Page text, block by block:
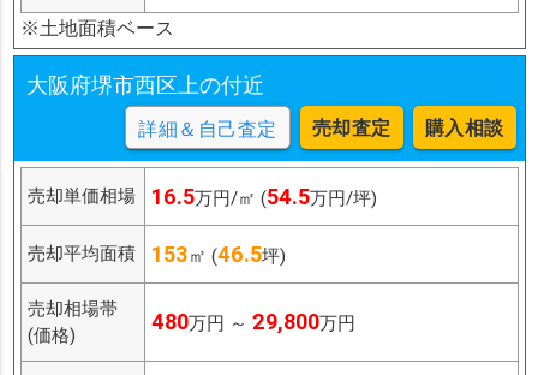
※土地面積ベース
大阪府堺市西区上の付近
詳細＆自己査定 売却査定 購入相談
売却単価相場 16.5万円/㎡ (54.5万円/坪)
売却平均面積 153㎡ (46.5坪)
売却相場帯
(価格)
480万円 ～ 29,800万円